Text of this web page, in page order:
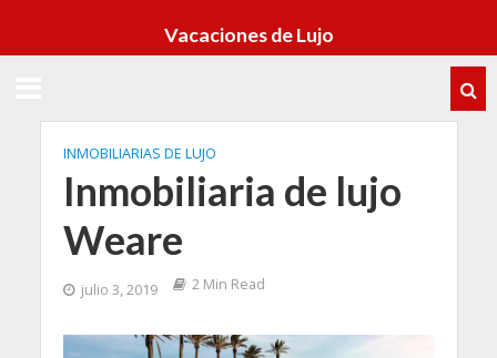
Vacaciones de Lujo
INMOBILIARIAS DE LUJO
Inmobiliaria de lujo
Weare
julio 3, 2019 2 Min Read